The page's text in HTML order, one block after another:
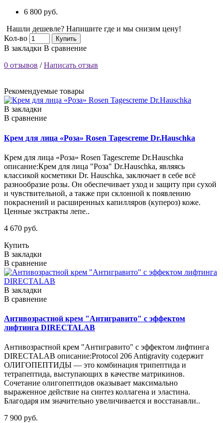
6 800 руб.
Нашли дешевле? Напишите где и мы снизим цену!
Кол-во
Купить
В закладки В сравнение
0 отзывов /Написать отзыв
Рекомендуемые товары
В закладки
В сравнение
Крем для лица «Роза» Rosen Tagescreme Dr.Hauschka
Крем для лица «Роза» Rosen Tagescreme Dr.Hauschka
описание:Крем для лица "Роза" Dr.Hauschka, являясь
классикой косметики Dr. Hauschka, заключает в себе всё
разнообразие розы. Он обеспечивает уход и защиту при сухой
и чувствительной, а также при склонной к появлению
покраснений и расширенных капилляров (купероз) коже.
Ценные экстракты лепе..
4 670 руб.
Купить
В закладки
В сравнение
В закладки
В сравнение
Антивозрастной крем "Антигравито" с эффектом
лифтинга DIRECTALAB
Антивозрастной крем "Антигравито" с эффектом лифтинга
DIRECTALAB описание:Protocol 206 Antigravity содержит
ОЛИГОПЕПТИДЫ — это комбинация трипептида и
тетрапептида, выступающих в качестве матрикинов.
Сочетание олигопептидов оказывает максимально
выраженное действие на синтез коллагена и эластина.
Благодаря им значительно увеличивается и восстанавли..
7 900 руб.